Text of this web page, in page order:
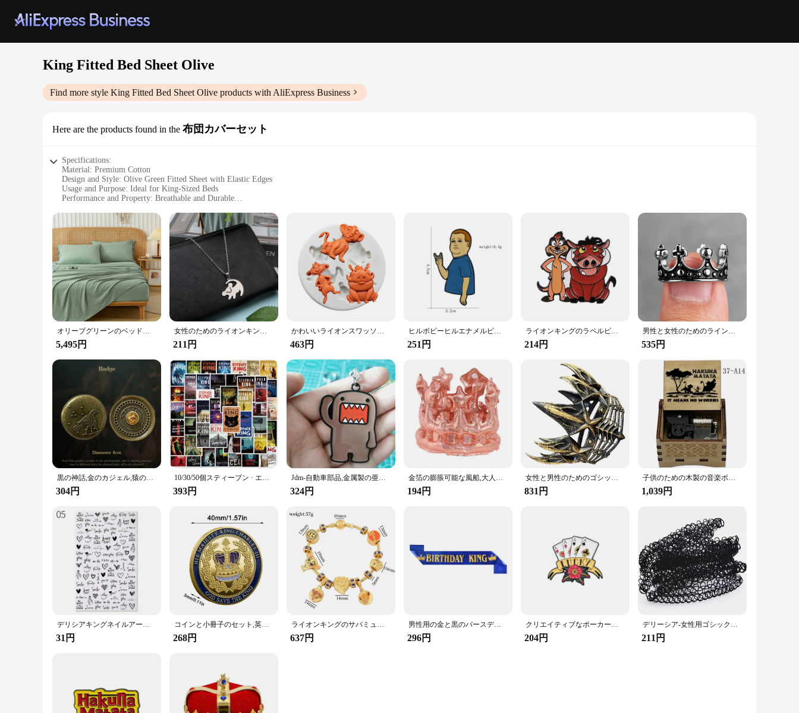
King Fitted Bed Sheet Olive
Find more style King Fitted Bed Sheet Olive products with AliExpress Business
Here are the products found in the 布団カバーセット
Specifications:
Material: Premium Cotton
Design and Style: Olive Green Fitted Sheet with Elastic Edges
Usage and Purpose: Ideal for King-Sized Beds
Performance and Property: Breathable and Durable
Type and Category: Bedding Accessory
Applicable People: Suitable for All Ages
Features:
**Elegant Comfort for Your King-Sized Bed**
The King Fitted Bed Sheet Olive is a perfect blend of elegance and comfort. Made from premium cotton, this fitted sheet offers a soft and cozy feel that ensures a restful night's sleep. The olive green
color adds a touch of sophistication to your bedroom decor, making it an excellent choice for those who appreciate a classic and timeless aesthetic. The fitted design ensures a snug fit for your king-
sized mattress, while the elastic edges provide a secure and wrinkle-free finish.
**Versatile and Durable for Everyday Use**
This bed sheet set is not just about style; it's designed for durability and performance. The breathable fabric allows for air circulation, keeping you cool during warmer nights. The durable material
stands up to frequent washing, maintaining its shape and color over time. Whether you're looking for a wholesale purchase for your bed and breakfast or a single set for your personal use, this product
is a reliable choice for all vendors, suppliers, and customers.
**Ease of Care and Adaptability**
Caring for this fitted sheet is a breeze. It's machine washable, making it a convenient addition to your laundry routine. The fitted design ensures that it stays in place, preventing slips and bunching
during the night. It's an ideal accessory for anyone looking for a high-quality, versatile, and easy-to-care-for bedding solution. Whether you're looking to update your own bedroom or stock up for
your guests, this King Fitted Bed Sheet Olive is a smart choice for any scenario.
オリーブグリーンのベッドシーツセット,洗えるポリコットン,4ピースの寝具セット,ウォッシャブル,大学の寮,オールシーズン
5,495円
女性のためのライオンキングシンバのステンレス鋼のネックレス,チョーカー,ロングチェーン,ファッションジュエリー,あなたが手紙である人への贈り物
211円
かわいいライオンスワッソグmongoosシリコン型シュガークラフトカップケーキベーキング型フォンダンケーキ装飾ツール
463円
ヒルボビーヒルエナメルピン、ブロッチ、バッグとバックパック用のバッジ、友達の装飾、子供向けギフト
251円
ライオンキングのラペルピン,金属製のエナメルピン,子供のバッジ,アニメーションジュエリーアクセサリー,ギフト
214円
男性と女性のためのラインストーン付きステンレススチールリング,ユニセックスのジュエリー,レトロなスタイル,シンプル,トレンディ,ボーイフレンド,ギフト,卸売
535円
黒の神話,金のカジェル,猿の王のバーモデル,半金属合金のおもちゃ,西への旅
304円
10/30/50個スティーブン · エドウィン王ホラー小説ステッカーdiy落書きオートバイのラップトップ電話クールな子供のステッカーのおもちゃ
393円
Jdm-自動車部品,金属製の亜鉛合金キーホルダー,自動車部品,ドローン,ドリフト,レーシングなし,アクセサリー,Culture-3D
324円
金箔の膨脹可能な風船,大人の幸せな誕生日の帽子,おもちゃ,パーティーの装飾,ベビーシャワー用品,特別オファー
194円
女性と男性のためのゴシックレトロパーティークラウン,クイーン,キング,レトロパーティークラウン,ウィッチヘア,ヘッドピース,帽子
831円
子供のための木製の音楽ボックス,誕生日パーティーのギフト,ライオンキング,18ノート
1,039円
デリシアキングネイルアートトレンドステッカー、ネットラブデカール赤、黒、白、ホットセール、新品
31円
コインと小冊子のセット,英国,クイーン,イタリア,イギリス,お土産
268円
ライオンキングのサバミュラブレスレット,漫画のキャラクター,ビーズジュエリー,女性のパーティーアクセサリー
637円
男性用の金と黒のバースデーキングサッシ,誕生日パーティーの装飾,男の子と女の子用の消耗品,16 18 20 30 40 50 60
296円
クリエイティブなポーカーカード,エナメルピン,キングとクイーンのブローチ,バックパックのラペルバッジ,パンクジュエリー,子供や友人へのギフト
204円
デリーシア-女性用ゴシックネックレス,12ピース/セット,伸縮性のある中空チェーン,ジュエリー,フィッシュライン,ストレッチ,ヴィンテージ
211円